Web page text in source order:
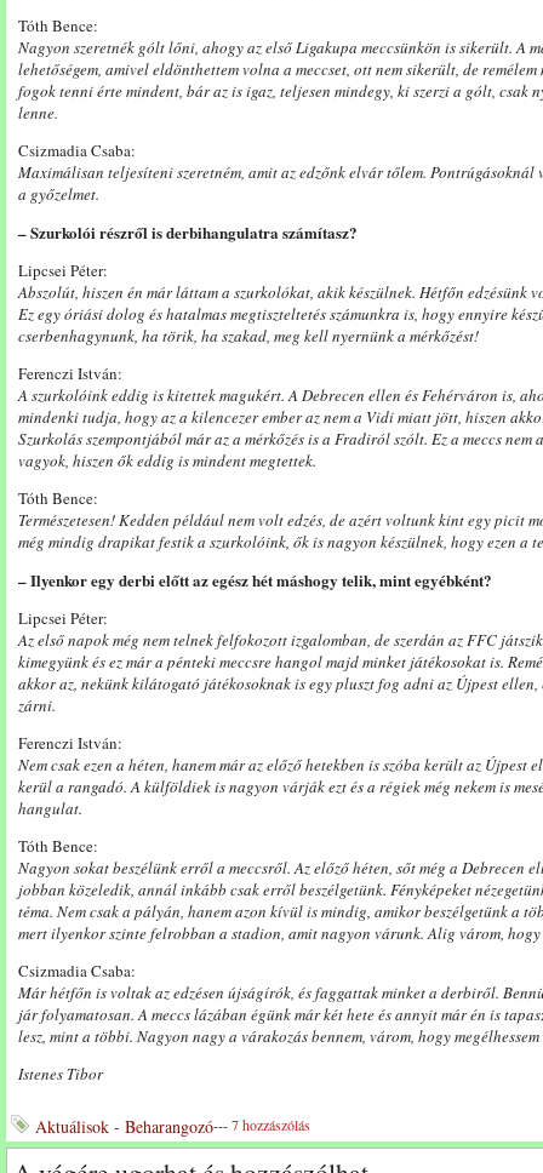
Tóth Bence:
Nagyon szeretnék gólt lőni, ahogy az első Ligakupa meccsünkön is sikerült. A
lehetőségem, amivel eldönthettem volna a meccset, ott nem sikerült, de
fogok tenni érte mindent, bár az is igaz, teljesen mindegy, ki szerzi a gólt, csak
lenne.
Csizmadia Csaba:
Maximálisan teljesíteni szeretném, amit az edzőnk elvár tőlem. Pontrúgásoknál
a győzelmet.
– Szurkolói részről is derbihangulatra számítasz?
Lipcsei Péter:
Abszolút, hiszen én már láttam a szurkolókat, akik készülnek. Hétfőn edzésünk
Ez egy óriási dolog és hatalmas megtiszteltetés számunkra is, hogy ennyire
cserbenhagynunk, ha törik, ha szakad, meg kell nyernünk a mérkőzést!
Ferenczi István:
A szurkolóink eddig is kitettek magukért. A Debrecen ellen és Fehérváron is,
mindenki tudja, hogy az a kilencezer ember az nem a Vidi miatt jött, hiszen
Szurkolás szempontjából már az a mérkőzés is a Fradiról szólt. Ez a meccs
vagyok, hiszen ők eddig is mindent megtettek.
Tóth Bence:
Természetesen! Kedden például nem volt edzés, de azért voltunk kint egy picit
még mindig drapikat festik a szurkolóink, ők is nagyon készülnek, hogy ezen a
– Ilyenkor egy derbi előtt az egész hét máshogy telik, mint egyébként?
Lipcsei Péter:
Az első napok még nem telnek felfokozott izgalomban, de szerdán az FFC
kimegyünk és ez már a pénteki meccsre hangol majd minket játékosokat is.
akkor az, nekünk kilátogató játékosoknak is egy pluszt fog adni az Újpest
zárni.
Ferenczi István:
Nem csak ezen a héten, hanem már az előző hetekben is szóba került az Újpest
kerül a rangadó. A külföldiek is nagyon várják ezt és a régiek még nekem is
hangulat.
Tóth Bence:
Nagyon sokat beszélünk erről a meccsről. Az előző héten, sőt még a Debrecen
jobban közeledik, annál inkább csak erről beszélgetünk. Fényképeket
téma. Nem csak a pályán, hanem azon kívül is mindig, amikor beszélgetünk a
mert ilyenkor szinte felrobban a stadion, amit nagyon várunk. Alig várom, hogy
Csizmadia Csaba:
Már hétfőn is voltak az edzésen újságírók, és faggattak minket a derbiről.
jár folyamatosan. A meccs lázában égünk már két hete és annyit már én is
lesz, mint a többi. Nagyon nagy a várakozás bennem, várom, hogy
Istenes Tibor
Aktuálisok - Beharangozó---7 hozzászólás